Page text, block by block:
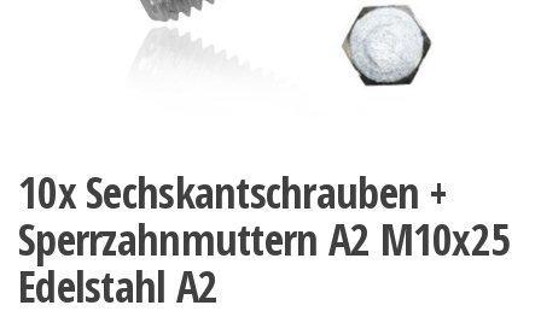
10x Sechskantschrauben +
Sperrzahnmuttern A2 M10x25
Edelstahl A2